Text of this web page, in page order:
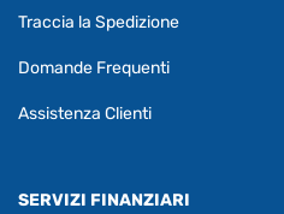
Traccia la Spedizione
Domande Frequenti
Assistenza Clienti
SERVIZI FINANZIARI